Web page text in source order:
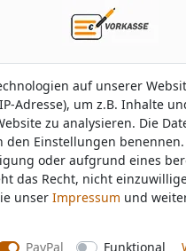
vonnawajo.de bei
auf unserer
Adresse), um z.B. Inhalte
zu analysieren. Die
Einstellungen benennen.
oder aufgrund eines
das Recht, nicht
unser Impressum und
PayPal Funktional
auf unserer
Adresse), um z.B. Inhalte
zu analysieren. Die
Einstellungen benennen.
oder aufgrund eines
das Recht, nicht
unser Impressum und
PayPal Funktional